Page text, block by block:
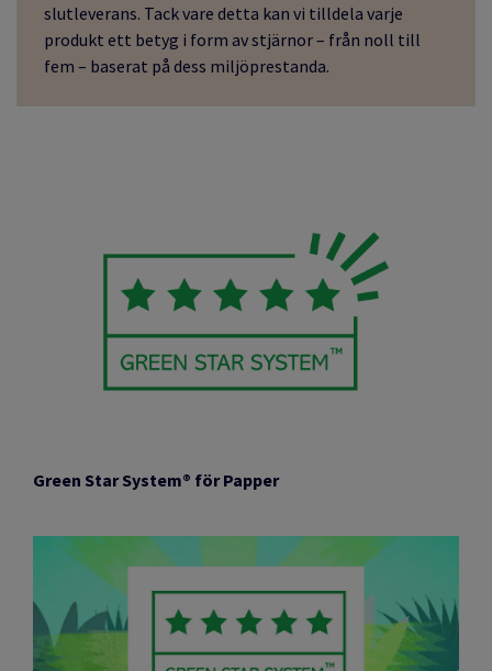
slutleverans. Tack vare detta kan vi tilldela varje
produkt ett betyg i form av stjärnor – från noll till
fem – baserat på dess miljöprestanda.
Green Star System® för Papper